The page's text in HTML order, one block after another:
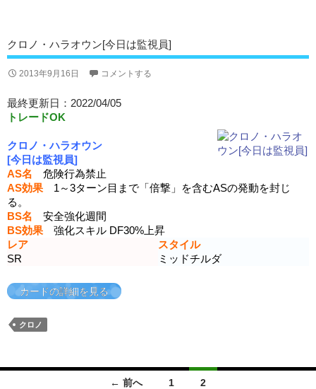
クロノ・ハラオウン[今日は監視員]
2013年9月16日 コメントする
最終更新日：2022/04/05
トレードOK
クロノ・ハラオウン
[今日は監視員]
AS名 危険行為禁止
AS効果 1～3ターン目まで「倍撃」を含むASの発動を封じ
る。
BS名 安全強化週間
BS効果 強化スキル DF30%上昇
レア
スタイル
SR
ミッドチルダ
カードの詳細を見る
クロノ
← 前へ 1 2